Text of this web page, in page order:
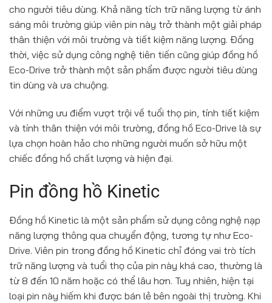
cho người tiêu dùng. Khả năng tích trữ năng lượng từ ánh
sáng môi trường giúp viên pin này trở thành một giải pháp
thân thiện với môi trường và tiết kiệm năng lượng. Đồng
thời, việc sử dụng công nghệ tiên tiến cũng giúp đồng hồ
Eco-Drive trở thành một sản phẩm được người tiêu dùng
tin dùng và ưa chuộng.
Với những ưu điểm vượt trội về tuổi thọ pin, tính tiết kiệm
và tính thân thiện với môi trường, đồng hồ Eco-Drive là sự
lựa chọn hoàn hảo cho những người muốn sở hữu một
chiếc đồng hồ chất lượng và hiện đại.
Pin đồng hồ Kinetic
Đồng hồ Kinetic là một sản phẩm sử dụng công nghệ nạp
năng lượng thông qua chuyển động, tương tự như Eco-
Drive. Viên pin trong đồng hồ Kinetic chỉ đóng vai trò tích
trữ năng lượng và tuổi thọ của pin này khá cao, thường là
từ 8 đến 10 năm hoặc có thể lâu hơn. Tuy nhiên, hiện tại
loại pin này hiếm khi được bán lẻ bên ngoài thị trường. Khi